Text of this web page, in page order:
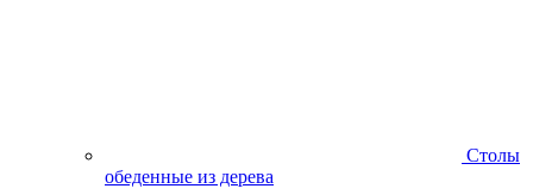
Столы
обеденные из дерева